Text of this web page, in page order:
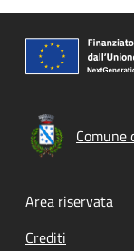
Comune
Footer
Area riservata
Crediti